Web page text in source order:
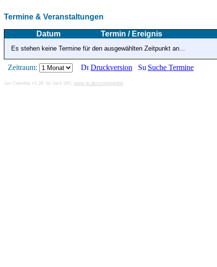
Termine & Veranstaltungen
Datum Termin / Ereignis
Es stehen keine Termine für den ausgewählten Zeitpunkt an...
Zeitraum: Druckversion Suche Termine
Jax Calendar v1.34, by Jack (tR), www.jtr.de/scripting/php